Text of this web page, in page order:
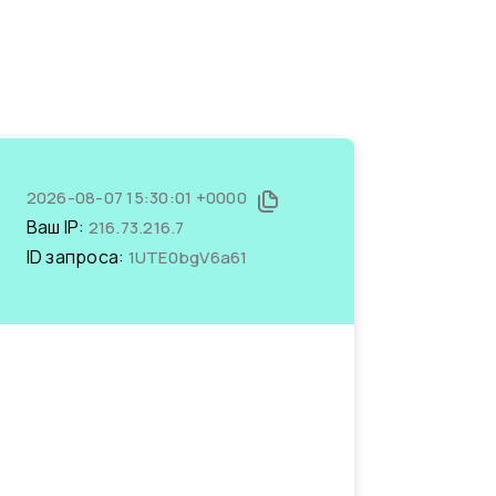
2026-08-07 15:30:01 +0000
Ваш IP: 216.73.216.7
ID запроса: 1UTE0bgV6a61